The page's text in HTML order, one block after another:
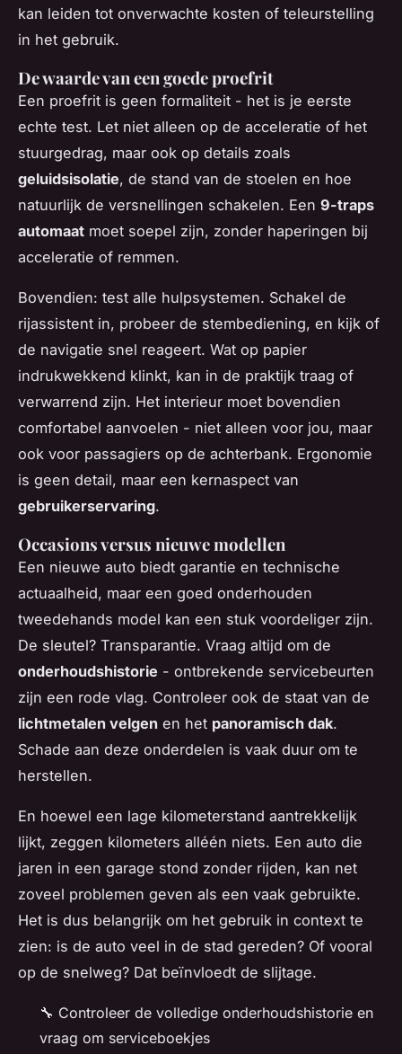
kan leiden tot onverwachte kosten of teleurstelling
in het gebruik.
De waarde van een goede proefrit
Een proefrit is geen formaliteit - het is je eerste
echte test. Let niet alleen op de acceleratie of het
stuurgedrag, maar ook op details zoals
geluidsisolatie, de stand van de stoelen en hoe
natuurlijk de versnellingen schakelen. Een 9-traps
automaat moet soepel zijn, zonder haperingen bij
acceleratie of remmen.
Bovendien: test alle hulpsystemen. Schakel de
rijassistent in, probeer de stembediening, en kijk of
de navigatie snel reageert. Wat op papier
indrukwekkend klinkt, kan in de praktijk traag of
verwarrend zijn. Het interieur moet bovendien
comfortabel aanvoelen - niet alleen voor jou, maar
ook voor passagiers op de achterbank. Ergonomie
is geen detail, maar een kernaspect van
gebruikerservaring.
Occasions versus nieuwe modellen
Een nieuwe auto biedt garantie en technische
actuaalheid, maar een goed onderhouden
tweedehands model kan een stuk voordeliger zijn.
De sleutel? Transparantie. Vraag altijd om de
onderhoudshistorie - ontbrekende servicebeurten
zijn een rode vlag. Controleer ook de staat van de
lichtmetalen velgen en het panoramisch dak.
Schade aan deze onderdelen is vaak duur om te
herstellen.
En hoewel een lage kilometerstand aantrekkelijk
lijkt, zeggen kilometers alléén niets. Een auto die
jaren in een garage stond zonder rijden, kan net
zoveel problemen geven als een vaak gebruikte.
Het is dus belangrijk om het gebruik in context te
zien: is de auto veel in de stad gereden? Of vooral
op de snelweg? Dat beïnvloedt de slijtage.
🔧 Controleer de volledige onderhoudshistorie en
vraag om serviceboekjes